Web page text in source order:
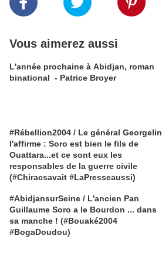
Vous aimerez aussi
L'année prochaine à Abidjan, roman
binational - Patrice Broyer
#Rébellion2004 / Le général Georgelin
l'affirme : Soro est bien le fils de
Ouattara...et ce sont eux les
responsables de la guerre civile
(#Chiracsavait #LaPresseaussi)
#AbidjansurSeine / L'ancien Pan
Guillaume Soro a le Bourdon ... dans
sa manche ! (#Bouaké2004
#BogaDoudou)